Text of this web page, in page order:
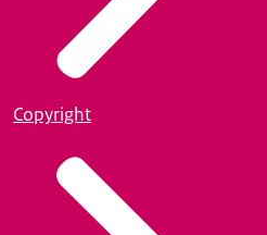
Copyright